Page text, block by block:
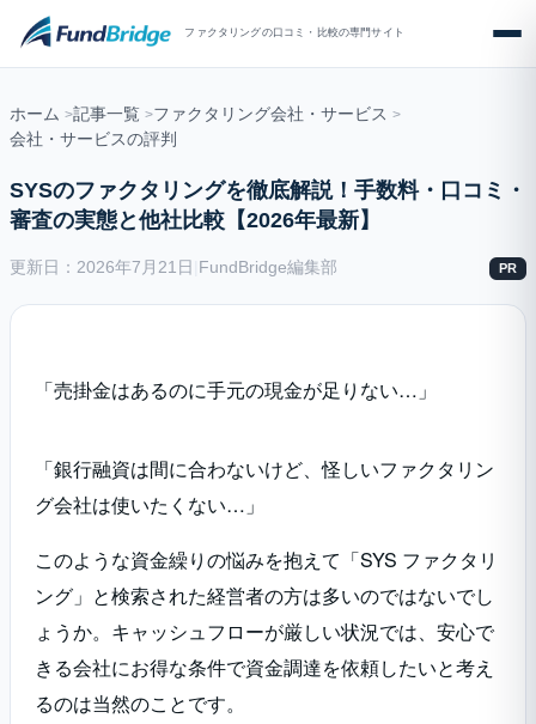
ファクタリングの口コミ・比較の専門サイト
ホーム 記事一覧
ファクタリング会社・サービス
会社・サービスの評判
SYSのファクタリングを徹底解説！手数料・口コミ・
審査の実態と他社比較【2026年最新】
更新日：2026年7月21日 FundBridge編集部 PR
「売掛金はあるのに手元の現金が足りない…」
「銀行融資は間に合わないけど、怪しいファクタリン
グ会社は使いたくない…」
このような資金繰りの悩みを抱えて「SYS ファクタリ
ング」と検索された経営者の方は多いのではないでし
ょうか。キャッシュフローが厳しい状況では、安心で
きる会社にお得な条件で資金調達を依頼したいと考え
るのは当然のことです。